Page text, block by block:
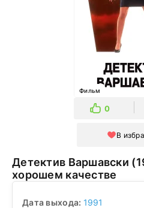
Фильм
0
В
Детектив Варшавски (1991) смотреть в
хорошем качестве
Дата выхода: 1991